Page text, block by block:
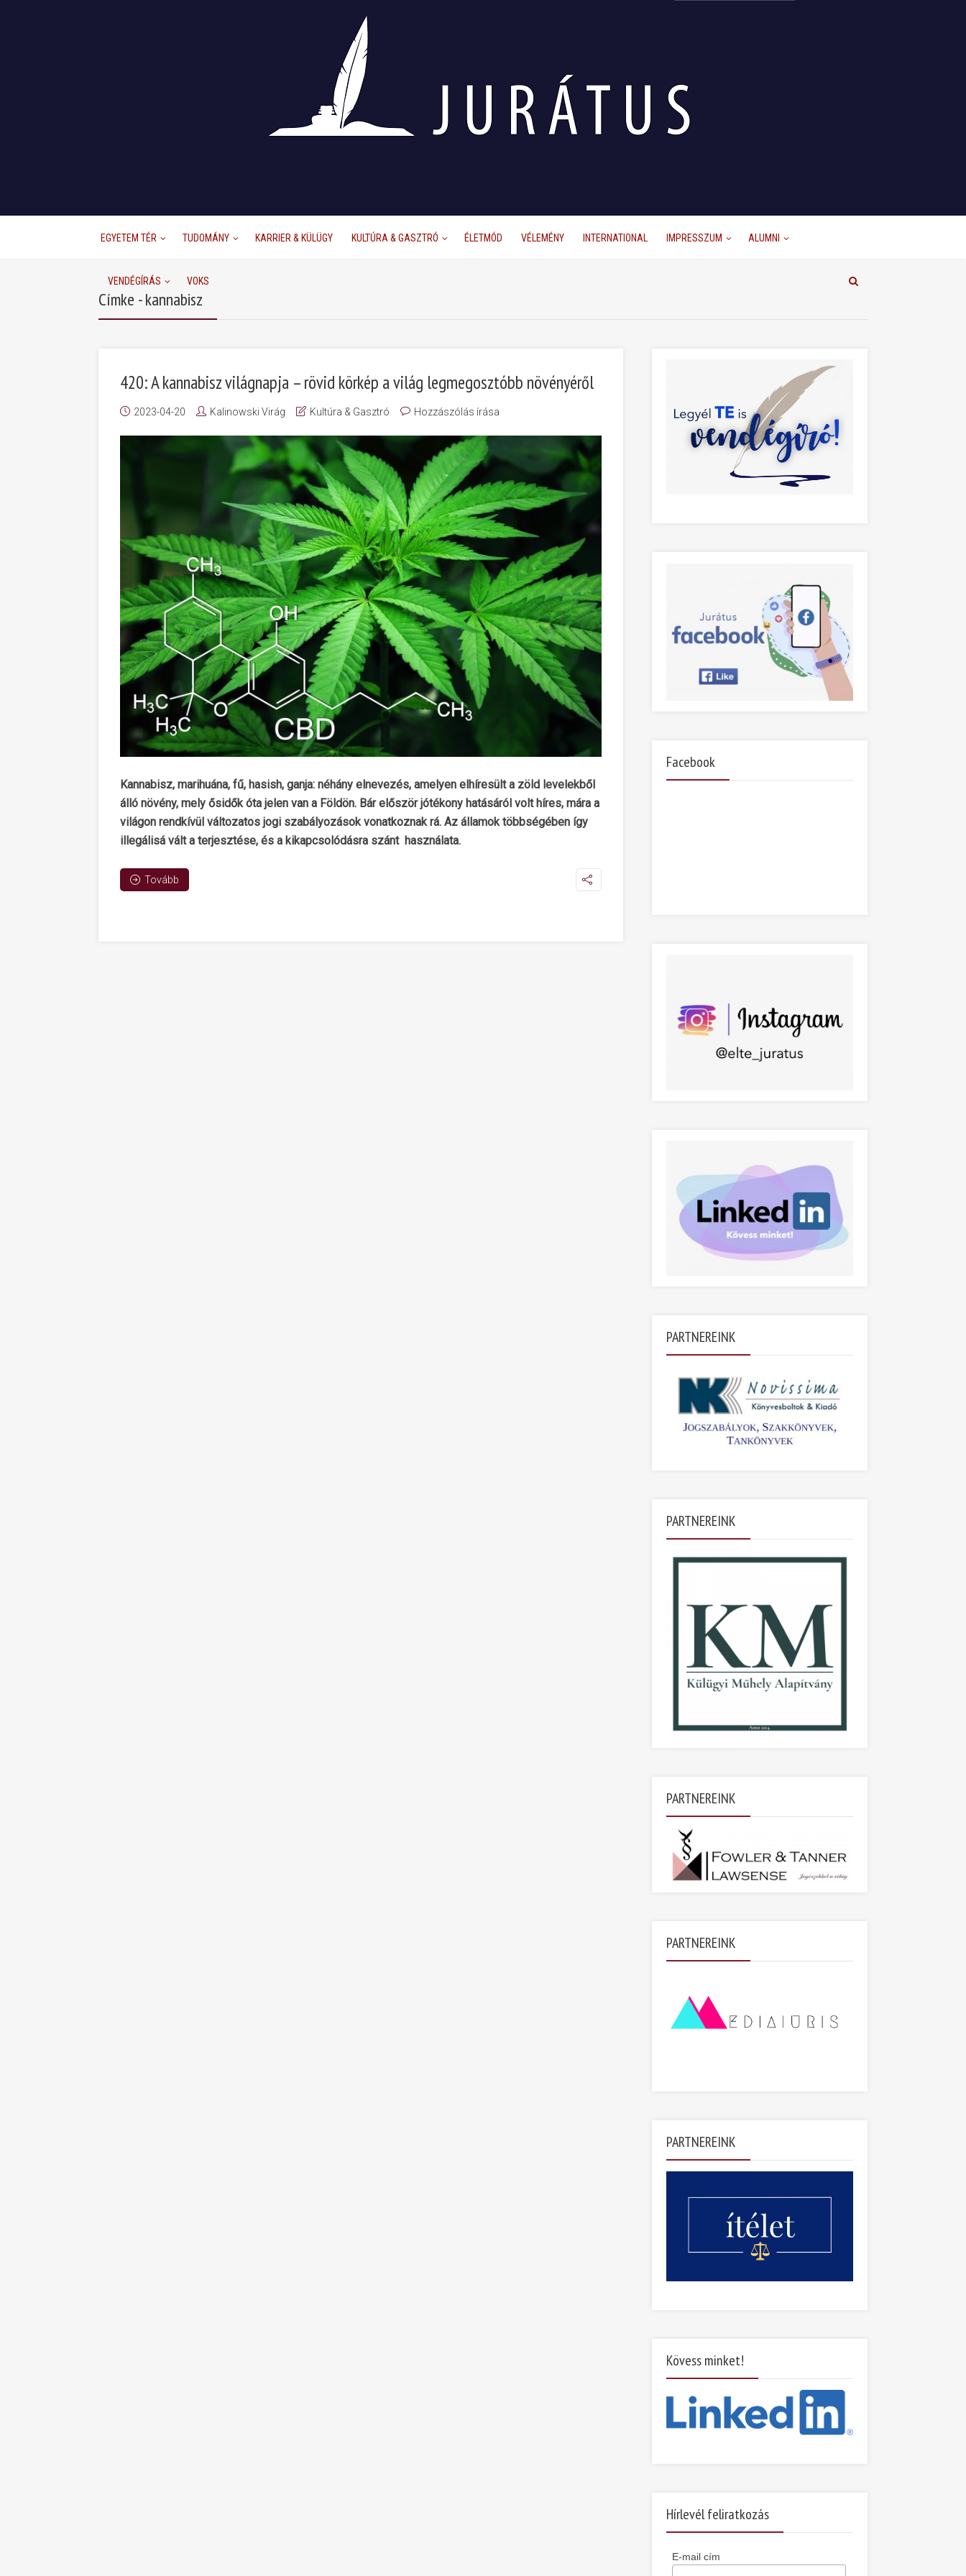
EGYETEM TÉR TUDOMÁNY KARRIER & KÜLÜGY KULTÚRA & GASZTRÓ ÉLETMÓD VÉLEMÉNY INTERNATIONAL IMPRESSZUM ALUMNI
VENDÉGÍRÁS VOKS
Címke - kannabisz
420: A kannabisz világnapja – rövid körkép a világ legmegosztóbb növényéről
2023-04-20 Kalinowski Virág Kultúra & Gasztró Hozzászólás írása
Kannabisz, marihuána, fű, hasish, ganja: néhány elnevezés, amelyen elhíresült a zöld levelekből
álló növény, mely ősidők óta jelen van a Földön. Bár először jótékony hatásáról volt híres, mára a
világon rendkívül változatos jogi szabályozások vonatkoznak rá. Az államok többségében így
illegálisá vált a terjesztése, és a kikapcsolódásra szánt használata.
Tovább
Facebook
PARTNEREINK
PARTNEREINK
PARTNEREINK
PARTNEREINK
PARTNEREINK
Kövess minket!
Hírlevél feliratkozás
E-mail cím